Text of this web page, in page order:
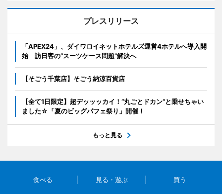
プレスリリース
「APEX24」、ダイワロイネットホテルズ運営4ホテルへ導入開
始 訪日客の“スーツケース問題”解決へ
【そごう千葉店】そごう納涼百貨店
【全て1日限定】超デッッッカイ！“丸ごとドカン”と乗せちゃい
ました☆「夏のビッグパフェ祭り」開催！
もっと見る
食べる 見る・遊ぶ 買う